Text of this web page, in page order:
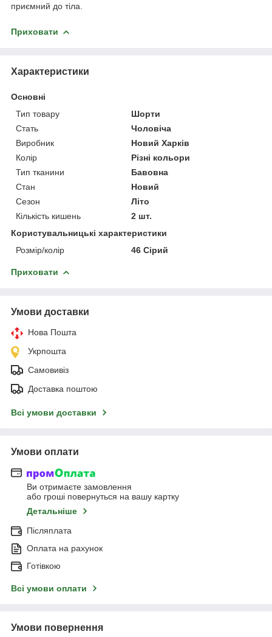
приємний до тіла.
Приховати
Характеристики
Основні
Тип товару
Шорти
Стать
Чоловіча
Виробник
Новий Харків
Колір
Різні кольори
Тип тканини
Бавовна
Стан
Новий
Сезон
Літо
Кількість кишень
2 шт.
Користувальницькі характеристики
Розмір/колір
46 Сірий
Приховати
Умови доставки
Нова Пошта
Укрпошта
Самовивіз
Доставка поштою
Всі умови доставки
Умови оплати
Ви отримаєте замовлення
або гроші повернуться на вашу картку
Детальніше
Післяплата
Оплата на рахунок
Готівкою
Всі умови оплати
Умови повернення